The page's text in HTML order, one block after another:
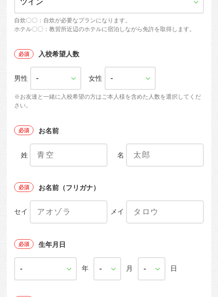
自炊〇〇：自炊が必要なプランになります。
ホテル〇〇：教習所近辺のホテルに宿泊しながら免許を取得します。
入校希望人数
男性 女性
※お友達と一緒に入校希望の方はご本人様を含めた人数を選択してくだ
さい。
お名前
姓 名
お名前（フリガナ）
セイ メイ
生年月日
年 月 日